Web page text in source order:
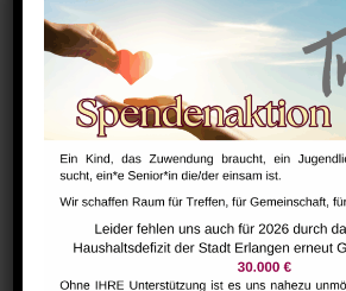
Datum:
November 25, 2025
12:00 - 13:30
Serien:
SuppKultur – gemütlicher Suppenschmaus
Austausch,Netzwerk